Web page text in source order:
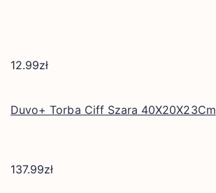
12.99zł
Duvo+ Torba Ciff Szara 40X20X23Cm
137.99zł